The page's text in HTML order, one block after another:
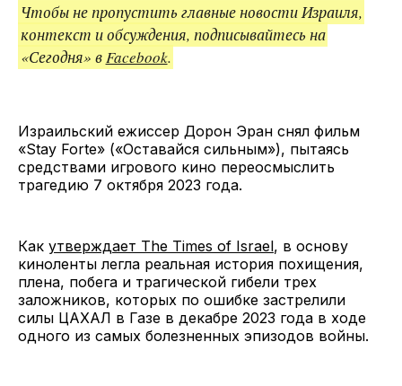
Чтобы не пропустить главные новости Израиля,
контекст и обсуждения, подписывайтесь на
«Сегодня» вFacebook.
Израильский ежиссер Дорон Эран снял фильм
«Stay Forte» («Оставайся сильным»), пытаясь
средствами игрового кино переосмыслить
трагедию 7 октября 2023 года.
Как утверждает The Times of Israel, в основу
киноленты легла реальная история похищения,
плена, побега и трагической гибели трех
заложников, которых по ошибке застрелили
силы ЦАХАЛ в Газе в декабре 2023 года в ходе
одного из самых болезненных эпизодов войны.